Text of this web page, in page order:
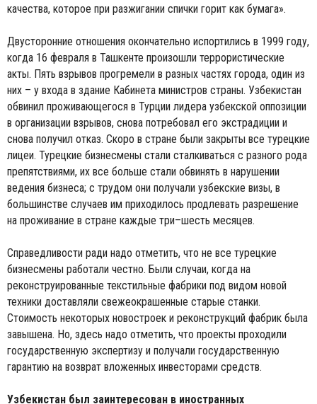
качества, которое при разжигании спички горит как бумага».
Двусторонние отношения окончательно испортились в 1999 году,
когда 16 февраля в Ташкенте произошли террористические
акты. Пять взрывов прогремели в разных частях города, один из
них – у входа в здание Кабинета министров страны. Узбекистан
обвинил проживающегося в Турции лидера узбекской оппозиции
в организации взрывов, снова потребовал его экстрадиции и
снова получил отказ. Скоро в стране были закрыты все турецкие
лицеи. Турецкие бизнесмены стали сталкиваться с разного рода
препятствиями, их все больше стали обвинять в нарушении
ведения бизнеса; с трудом они получали узбекские визы, в
большинстве случаев им приходилось продлевать разрешение
на проживание в стране каждые три–шесть месяцев.
Справедливости ради надо отметить, что не все турецкие
бизнесмены работали честно. Были случаи, когда на
реконструированные текстильные фабрики под видом новой
техники доставляли свежеокрашенные старые станки.
Стоимость некоторых новостроек и реконструкций фабрик была
завышена. Но, здесь надо отметить, что проекты проходили
государственную экспертизу и получали государственную
гарантию на возврат вложенных инвесторами средств.
Узбекистан был заинтересован в иностранных